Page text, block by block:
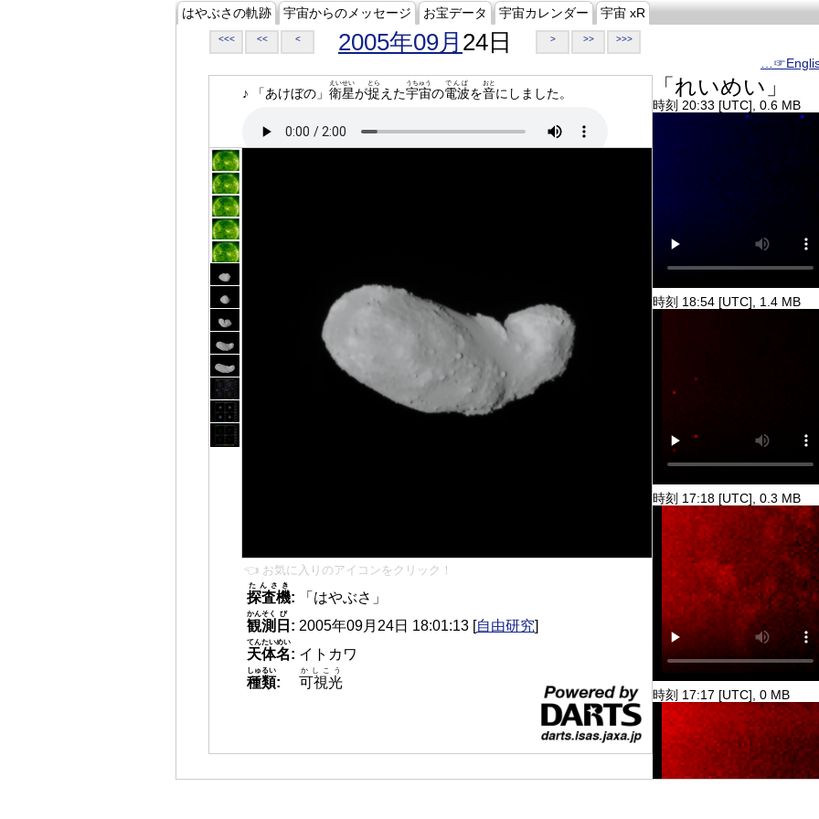
はやぶさの軌跡 宇宙からのメッセージ お宝データ 宇宙カレンダー 宇宙 xR
<<< << < 2005年09月 24日 > >> >>>
♪ 「あけぼの」 衛星
えいせい
が捉
とら
えた宇宙
うちゅう
の電波
でんぱ
を音
おと
にしました。
👈 お気に入りのアイコンをクリック！
探査機
たんさき
:
「はやぶさ」
観測
かんそく
日
び
: 2005年09月24日 18:01:13 [自由研究]
天体名
てんたいめい
: イトカワ
種類
しゅるい
: 可視光
かしこう
「れいめい」
時刻 20:33 [UTC], 0.6 MB
時刻 18:54 [UTC], 1.4 MB
時刻 17:18 [UTC], 0.3 MB
時刻 17:17 [UTC], 0 MB